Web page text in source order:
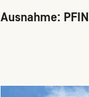
Ausnahme: